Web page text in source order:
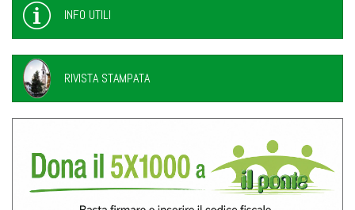
INFO UTILI
RIVISTA STAMPATA